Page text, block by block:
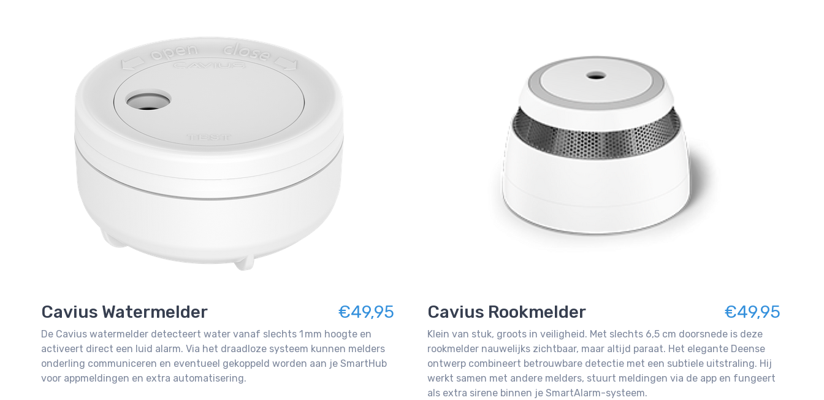
Cavius Watermelder €49,95
De Cavius watermelder detecteert water vanaf slechts 1 mm hoogte en
activeert direct een luid alarm. Via het draadloze systeem kunnen melders
onderling communiceren en eventueel gekoppeld worden aan je SmartHub
voor appmeldingen en extra automatisering.
Cavius Rookmelder €49,95
Klein van stuk, groots in veiligheid. Met slechts 6,5 cm doorsnede is deze
rookmelder nauwelijks zichtbaar, maar altijd paraat. Het elegante Deense
ontwerp combineert betrouwbare detectie met een subtiele uitstraling. Hij
werkt samen met andere melders, stuurt meldingen via de app en fungeert
als extra sirene binnen je SmartAlarm-systeem.